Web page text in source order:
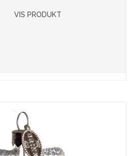
VIS PRODUKT